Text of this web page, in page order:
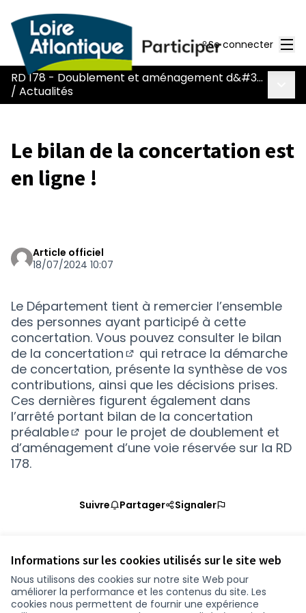
Informations sur les cookies utilisés sur le site web
Nous utilisons des cookies sur notre site Web pour
améliorer la performance et les contenus du site. Les
cookies nous permettent de fournir une expérience
Se connecter
RD 178 - Doublement et aménagement d&#39;une voie réservée
/ Actualités
Le bilan de la concertation est
en ligne !
Article officiel
18/07/2024 10:07
Le Département tient à remercier l’ensemble
des personnes ayant participé à cette
concertation. Vous pouvez consulter le bilan
de la concertation
(S'ouvre dans un nouvel
qui retrace la démarche
de concertation, présente la synthèse de vos
contributions, ainsi que les décisions prises.
Ces dernières figurent également dans
l’arrêté portant bilan de la concertation
préalable
(S'ouvre dans un nouvel onglet)
pour le projet de doublement et
d’aménagement d’une voie réservée sur la RD
178.
Suivre Partager Signaler
Conditions d'utilisation
Paramètres des cookies